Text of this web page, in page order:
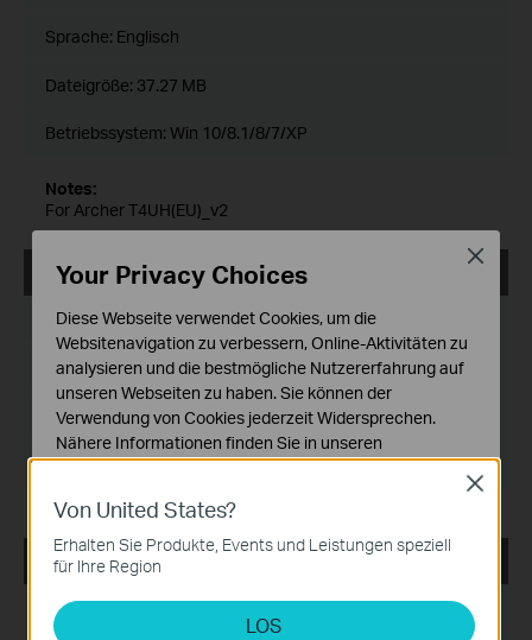
Sprache: Englisch
Dateigröße: 37.27 MB
Betriebssystem: Win 10/8.1/8/7/XP
Notes:
For Archer T4UH(EU)_v2
Archer T4UH(EU)_V2_Utility_161216_Mac
Datum der Veröffentlichung:2016-12-16
Sprache:Englisch
Dateigröße:10.19 MB
Betriebssystem: Mac OS X10.6_10.11
Archer T4UH(EU)_V2_Utility_161216_Windows
Datum der Veröffentlichung:2016-12-16
Von United States?
Erhalten Sie Produkte, Events und Leistungen speziell
für Ihre Region
LOS
Close
Your Privacy Choices
Diese Webseite verwendet Cookies, um die
Websitenavigation zu verbessern, Online-Aktivitäten zu
analysieren und die bestmögliche Nutzererfahrung auf
unseren Webseiten zu haben. Sie können der
Verwendung von Cookies jederzeit Widersprechen.
Nähere Informationen finden Sie in unseren
Datenschutzhinweisen.
Notwendige Cookies
Diese Cookies sind zur Funktion der Website
erforderlich und können in Ihren Systemen nicht
Analyse- und Marketing-Cookies
Close